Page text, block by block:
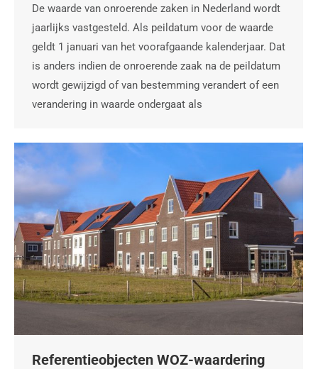
De waarde van onroerende zaken in Nederland wordt
jaarlijks vastgesteld. Als peildatum voor de waarde
geldt 1 januari van het voorafgaande kalenderjaar. Dat
is anders indien de onroerende zaak na de peildatum
wordt gewijzigd of van bestemming verandert of een
verandering in waarde ondergaat als
Referentieobjecten WOZ-waardering